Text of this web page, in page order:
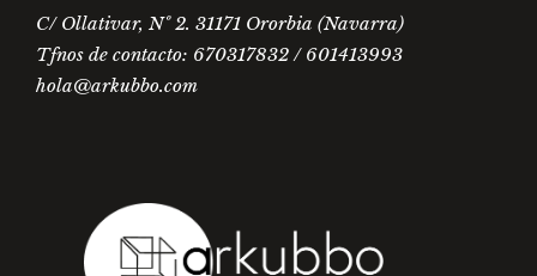
C/ Ollativar, Nº 2. 31171 Ororbia (Navarra)
Tfnos de contacto: 670317832 / 601413993
hola@arkubbo.com